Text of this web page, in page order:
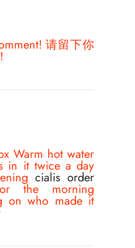
请留下你
Warm hot water
in it twice a day
cialis order
the morning
on who made it